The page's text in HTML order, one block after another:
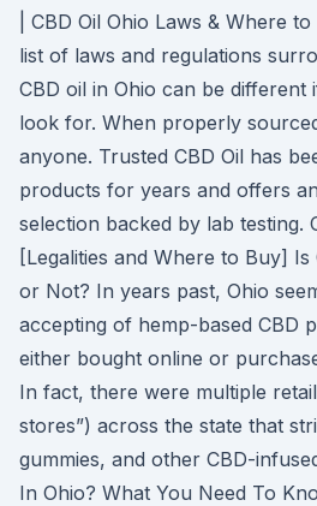
| CBD Oil Ohio Laws & Where
list of laws and regulations
CBD oil in Ohio can be
look for. When properly
anyone. Trusted CBD Oil has
products for years and offers
selection backed by lab testing.
[Legalities and Where to Buy] Is
or Not? In years past, Ohio
accepting of hemp-based CBD
either bought online or
In fact, there were multiple
stores”) across the state that
gummies, and other CBD-
In Ohio? What You Need To